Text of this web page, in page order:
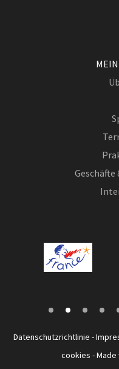
Datenschutzrichtlinie -
cookies - Made